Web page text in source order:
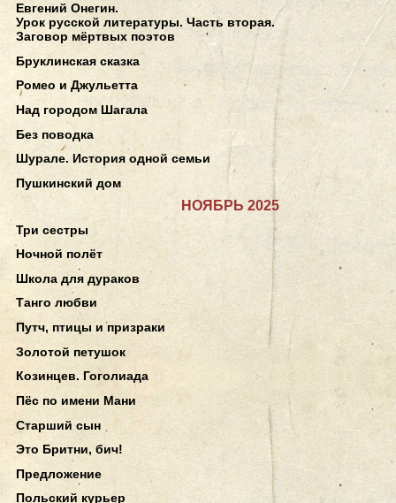
Евгений Онегин.
Урок русской литературы. Часть вторая.
Заговор мёртвых поэтов
Бруклинская сказка
Ромео и Джульетта
Над городом Шагала
Без поводка
Шурале. История одной семьи
Пушкинский дом
НОЯБРЬ 2025
Три сестры
Ночной полёт
Школа для дураков
Танго любви
Путч, птицы и призраки
Золотой петушок
Козинцев. Гоголиада
Пёс по имени Мани
Старший сын
Это Бритни, бич!
Предложение
Польский курьер